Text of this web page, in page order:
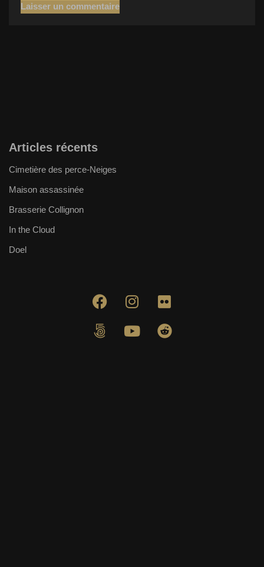
Articles récents
Cimetière des perce-Neiges
Maison assassinée
Brasserie Collignon
In the Cloud
Doel